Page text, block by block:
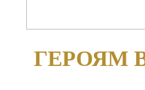
ГЕРОЯМ